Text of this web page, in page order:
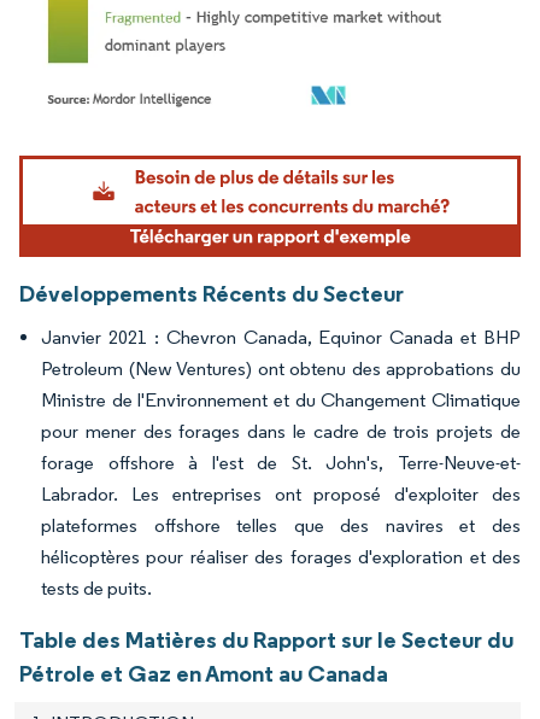
Image © Mordor Intelligence. La réutilisation nécessite une attribution sous CC BY
Développements Récents du Secteur
Janvier 2021 : Chevron Canada, Equinor Canada et BHP
Petroleum (New Ventures) ont obtenu des approbations du
Ministre de l'Environnement et du Changement Climatique
pour mener des forages dans le cadre de trois projets de
forage offshore à l'est de St. John's, Terre-Neuve-et-
Labrador. Les entreprises ont proposé d'exploiter des
plateformes offshore telles que des navires et des
hélicoptères pour réaliser des forages d'exploration et des
tests de puits.
Table des Matières du Rapport sur le Secteur du
Pétrole et Gaz en Amont au Canada